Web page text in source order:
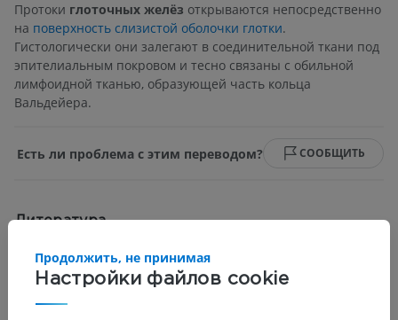
Протоки глоточных желёз открываются непосредственно
на поверхность слизистой оболочки глотки.
Гистологически они залегают в соединительной ткани под
эпителиальным покровом и тесно связаны с обильной
лимфоидной тканью, образующей часть кольца
Вальдейера.
Есть ли проблема с этим переводом? СООБЩИТЬ
Литература
Practice. 41st edn. London: Churchill Livingstone Elsevier. Chapter 34,
Pharynx.
Настройки файлов cookie
Продолжить, не принимая